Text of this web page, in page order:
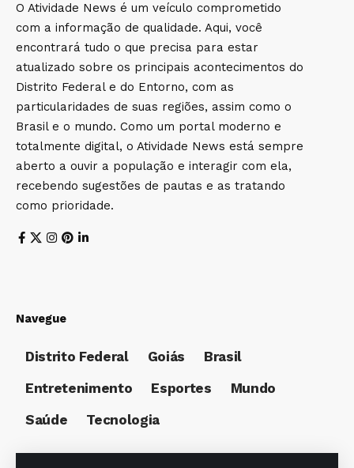
O Atividade News é um veículo comprometido
com a informação de qualidade. Aqui, você
encontrará tudo o que precisa para estar
atualizado sobre os principais acontecimentos do
Distrito Federal e do Entorno, com as
particularidades de suas regiões, assim como o
Brasil e o mundo. Como um portal moderno e
totalmente digital, o Atividade News está sempre
aberto a ouvir a população e interagir com ela,
recebendo sugestões de pautas e as tratando
como prioridade.
Navegue
Distrito Federal Goiás
Brasil
Entretenimento
Esportes
Mundo
Saúde
Tecnologia